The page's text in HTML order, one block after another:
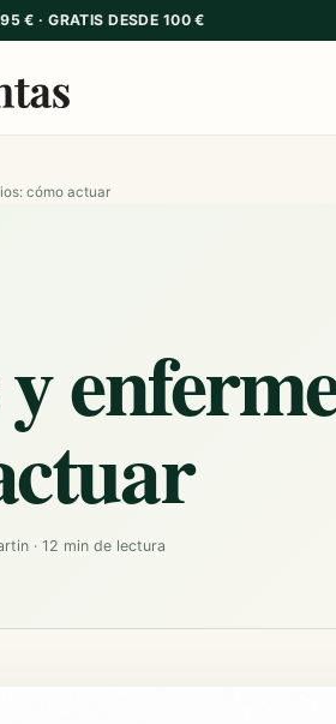
€ · GRATIS DESDE 100 €
cómo actuar
· 12 min de lectura